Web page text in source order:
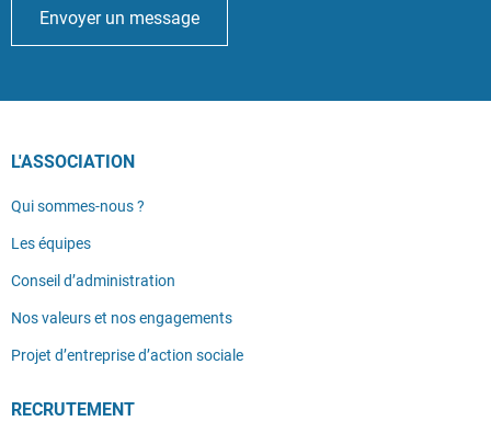
Envoyer un message
L'ASSOCIATION
Qui sommes-nous ?
Les équipes
Conseil d’administration
Nos valeurs et nos engagements
Projet d’entreprise d’action sociale
RECRUTEMENT